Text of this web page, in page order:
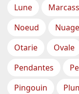
Lune
Noeud
Nuage
Otarie
Ovale
Pendantes
Pingouin